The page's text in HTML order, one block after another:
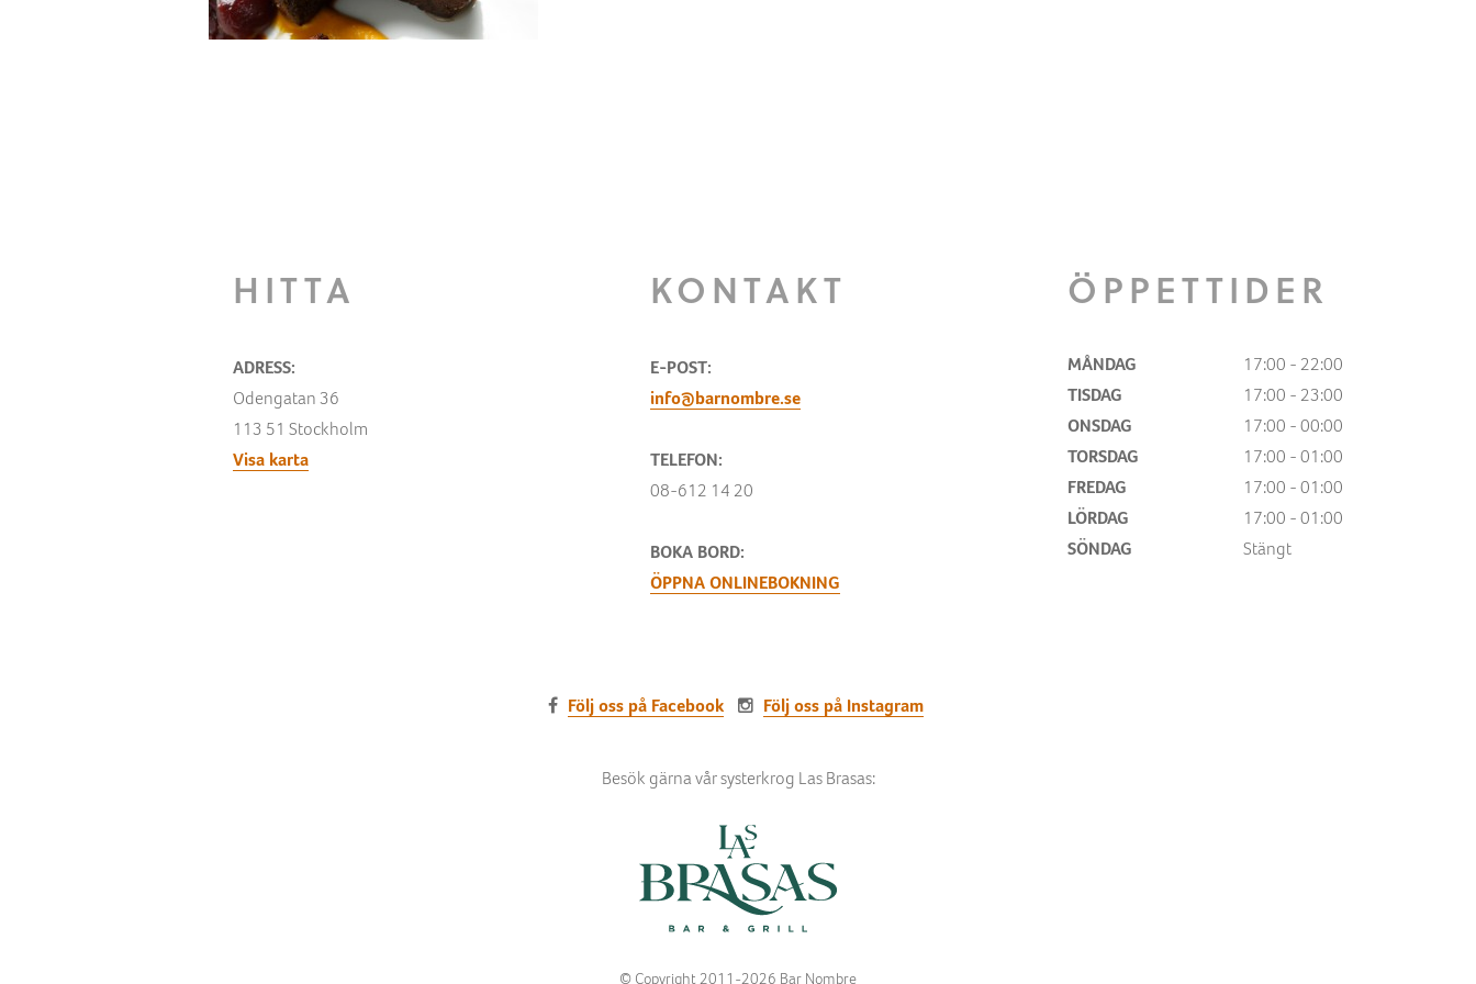
HITTA
ADRESS:
Odengatan 36
113 51 Stockholm
Visa karta
KONTAKT
E-POST:
info@barnombre.se
TELEFON:
08-612 14 20
BOKA BORD:
ÖPPNA ONLINEBOKNING
ÖPPETTIDER
MÅNDAG
17:00 - 22:00
TISDAG
17:00 - 23:00
ONSDAG
17:00 - 00:00
TORSDAG
17:00 - 01:00
FREDAG
17:00 - 01:00
LÖRDAG
17:00 - 01:00
SÖNDAG
Stängt
Följ oss på Facebook Följ oss på Instagram
Besök gärna vår systerkrog Las Brasas:
© Copyright 2011-2026 Bar Nombre